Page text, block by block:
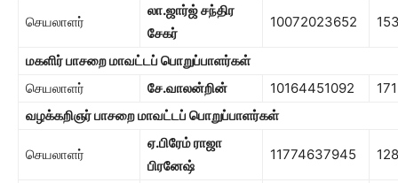
செயலாளர்
லா.ஜார்ஜ் சந்திர
சேகர்
10072023652
மகளிர் பாசறைமாவட்டப் பொறுப்பாளர்கள்
செயலாளர்
சே.வாலன்றின் 10164451092
171
வழக்கறிஞர் பாசறை மாவட்டப் பொறுப்பாளர்கள்
செயலாளர்
ஏ.பிரேம் ராஜா
பிரனேஷ்
11774637945 128